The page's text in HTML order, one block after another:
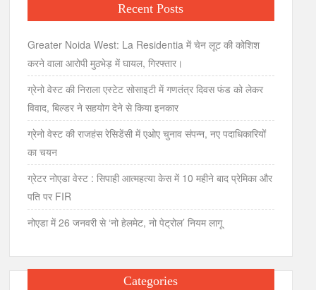
Recent Posts
Greater Noida West: La Residentia में चेन लूट की कोशिश
करने वाला आरोपी मुठभेड़ में घायल, गिरफ्तार।
ग्रेनो वेस्ट की निराला एस्टेट सोसाइटी में गणतंत्र दिवस फंड को लेकर
विवाद, बिल्डर ने सहयोग देने से किया इनकार
ग्रेनो वेस्ट की राजहंस रेसिडेंसी में एओए चुनाव संपन्न, नए पदाधिकारियों
का चयन
ग्रेटर नोएडा वेस्ट : सिपाही आत्महत्या केस में 10 महीने बाद प्रेमिका और
पति पर FIR
नोएडा में 26 जनवरी से ‘नो हेलमेट, नो पेट्रोल’ नियम लागू
Categories